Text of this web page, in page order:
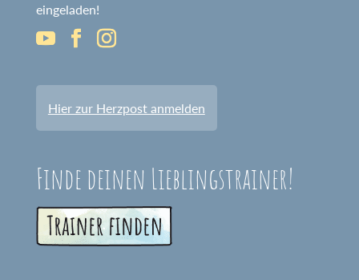
eingeladen!
Hier zur Herzpost anmelden
Finde deinen Lieblingstrainer!